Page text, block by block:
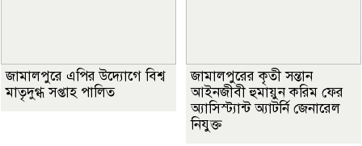
জামালপুরে এপির উদ্যোগে বিশ্ব
মাতৃদুগ্ধ সপ্তাহ পালিত
জামালপুরের কৃতী সন্তান
আইনজীবী হুমায়ুন করিম ফের
অ্যাসিস্ট্যান্ট অ্যাটর্নি জেনারেল
নিযুক্ত